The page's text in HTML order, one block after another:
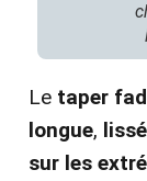
Le taper
longue,
sur les